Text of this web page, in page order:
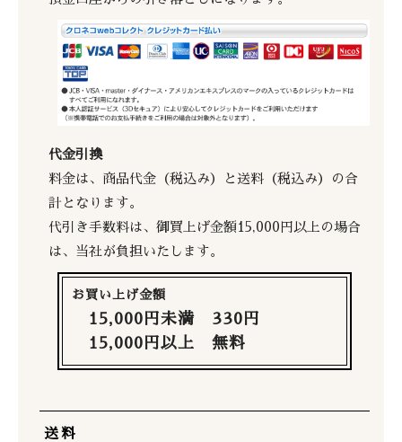
代金引換
料金は、商品代金（税込み）と送料（税込み）の合
計となります。
代引き手数料は、御買上げ金額15,000円以上の場合
は、当社が負担いたします。
お買い上げ金額
15,000円未満 330円
15,000円以上 無料
送料